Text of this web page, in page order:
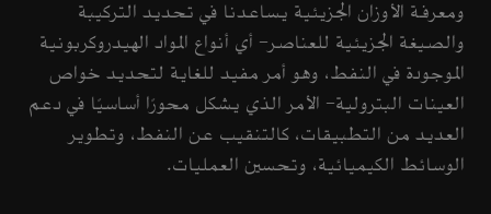
ومعرفة الأوزان الجزيئية يساعدنا في تحديد التركيبة
والصيغة الجزيئية للعناصر- أي أنواع المواد الهيدروكربونية
الموجودة في النفط، وهو أمر مفيد للغاية لتحديد خواص
العينات البترولية- الأمر الذي يشكل محورًا أساسيًا في دعم
العديد من التطبيقات، كالتنقيب عن النفط، وتطوير
الوسائط الكيميائية، وتحسين العمليات.